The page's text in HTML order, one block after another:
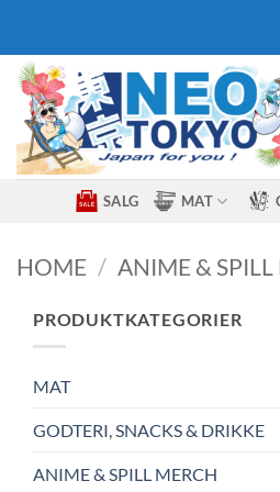
content
SALG MAT
HOME / ANIME & SPILL
PRODUKTKATEGORIER
MAT
GODTERI, SNACKS & DRIKKE
ANIME & SPILL MERCH